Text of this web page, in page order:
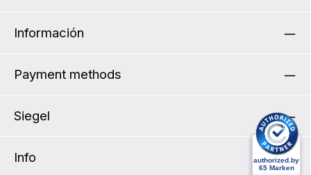
Información
Payment methods
Siegel
Info